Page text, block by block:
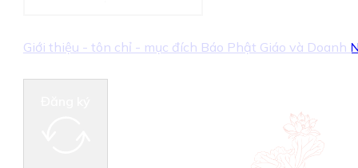
Giới thiệu - tôn chỉ - mục đích Báo Phật Giáo và Doanh